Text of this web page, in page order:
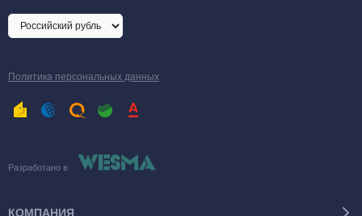
Политика персональных данных
Разработано в
КОМПАНИЯ